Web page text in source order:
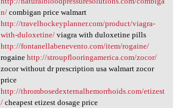
n/combigan price walmart
http://travelhockeyplanner.com/product/viagra-
with-duloxetine/viagra with duloxetine pills
http://fontanellabenevento.com/item/rogaine/
rogaine http://stroupflooringamerica.com/zocor/
zocor without dr prescription usa walmart zocor
price
http://thrombosedexternalhemorrhoids.com/etizest
/cheapest etizest dosage price